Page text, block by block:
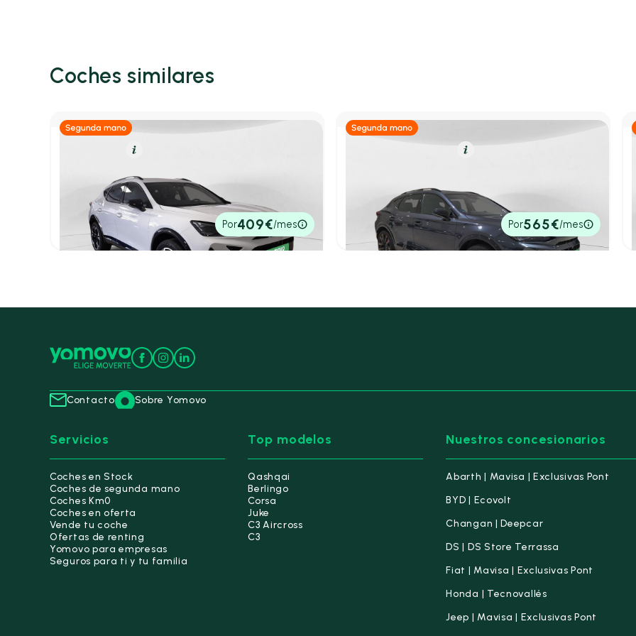
Coches similares
CUPRA Formentor
1.5 TSI 110kW (150 CV)
10.784 km150cvManual
28.900€
P.V.P. contado
Por409€/mes
1.5 TSI e-Hybrid 200kW (272 CV) VZ DSG
10.731 km272cvAutomático
39.900€
P.V.P. contado
Por565€/mes
Contacto Sobre Yomovo
Servicios
Coches en Stock
Coches de segunda mano
Coches Km0
Coches en oferta
Vende tu coche
Ofertas de renting
Yomovo para empresas
Seguros para ti y tu familia
Top modelos
Qashqai
Berlingo
Corsa
Juke
C3 Aircross
C3
Nuestros concesionarios
Abarth | Mavisa | Exclusivas Pont
BYD | Ecovolt
Changan | Deepcar
DS | DS Store Terrassa
Fiat | Mavisa | Exclusivas Pont
Honda | Tecnovallés
Jeep | Mavisa | Exclusivas Pont